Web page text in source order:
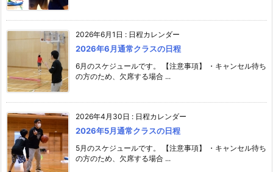
2026年6月1日 : 日程カレンダー
2026年6月通常クラスの日程
6月のスケジュールです。 【注意事項】 ・キャンセル待ち
の方のため、欠席する場合 ...
2026年4月30日 : 日程カレンダー
2026年5月通常クラスの日程
5月のスケジュールです。 【注意事項】 ・キャンセル待ち
の方のため、欠席する場合 ...